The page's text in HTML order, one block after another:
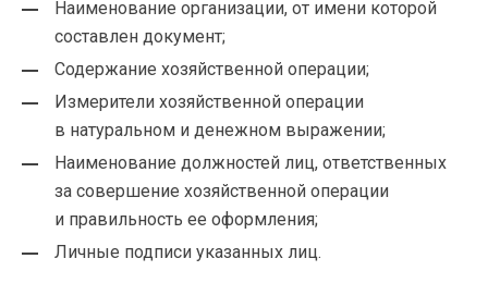
Наименование организации, от имени которой
составлен документ;
Содержание хозяйственной операции;
Измерители хозяйственной операции
в натуральном и денежном выражении;
Наименование должностей лиц, ответственных
за совершение хозяйственной операции
и правильность ее оформления;
Личные подписи указанных лиц.